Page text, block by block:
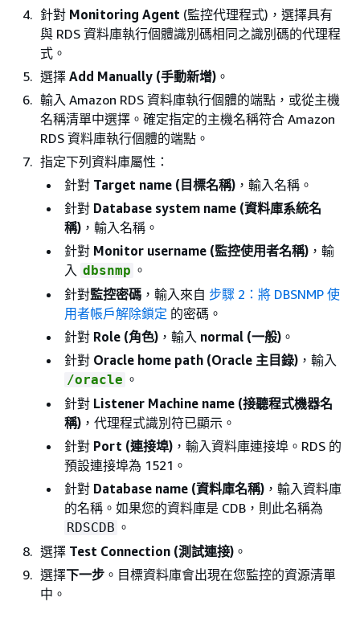
針對 Monitoring Agent (監控代理程式)，選擇具有
與 RDS 資料庫執行個體識別碼相同之識別碼的代理程
式。
選擇 Add Manually (手動新增) 。
輸入 Amazon RDS 資料庫執行個體的端點，或從主機
名稱清單中選擇。確定指定的主機名稱符合 Amazon
RDS 資料庫執行個體的端點。
指定下列資料庫屬性：
針對 Target name (目標名稱) ，輸入名稱。
針對 Database system name (資料庫系統名
稱) ，輸入名稱。
針對 Monitor username (監控使用者名稱) ，輸
入 dbsnmp 。
針對監控密碼 ，輸入來自 步驟 2：將 DBSNMP 使
用者帳戶解除鎖定 的密碼。
針對 Role (角色) ，輸入 normal (一般) 。
針對 Oracle home path (Oracle 主目錄) ，輸入
/oracle 。
針對 Listener Machine name (接聽程式機器名
稱) ，代理程式識別符已顯示。
針對 Port (連接埠) ，輸入資料庫連接埠。RDS 的
預設連接埠為 1521。
針對 Database name (資料庫名稱) ，輸入資料庫
的名稱。如果您的資料庫是 CDB，則此名稱為
RDSCDB 。
選擇 Test Connection (測試連接) 。
選擇下一步 。目標資料庫會出現在您監控的資源清單
中。